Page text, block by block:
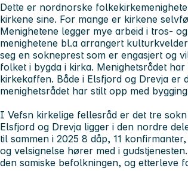
Dette er nordnorske
kirkene sine. For mange er kirkene
Menighetene legger mye arbeid i tros-
menighetene bl.a arrangert
seg en sokneprest som er engasjert og
folket i bygda i kirka. Menighetsrådet
kirkekaffen. Både i Elsfjord og Drevja er
menighetsrådet har stilt opp med
I Vefsn kirkelige fellesråd er det tre
Elsfjord og Drevja ligger i den nordre
til sammen i 2025 8 dåp, 11
og velsignelse hører med i
den samiske befolkningen, og etterleve